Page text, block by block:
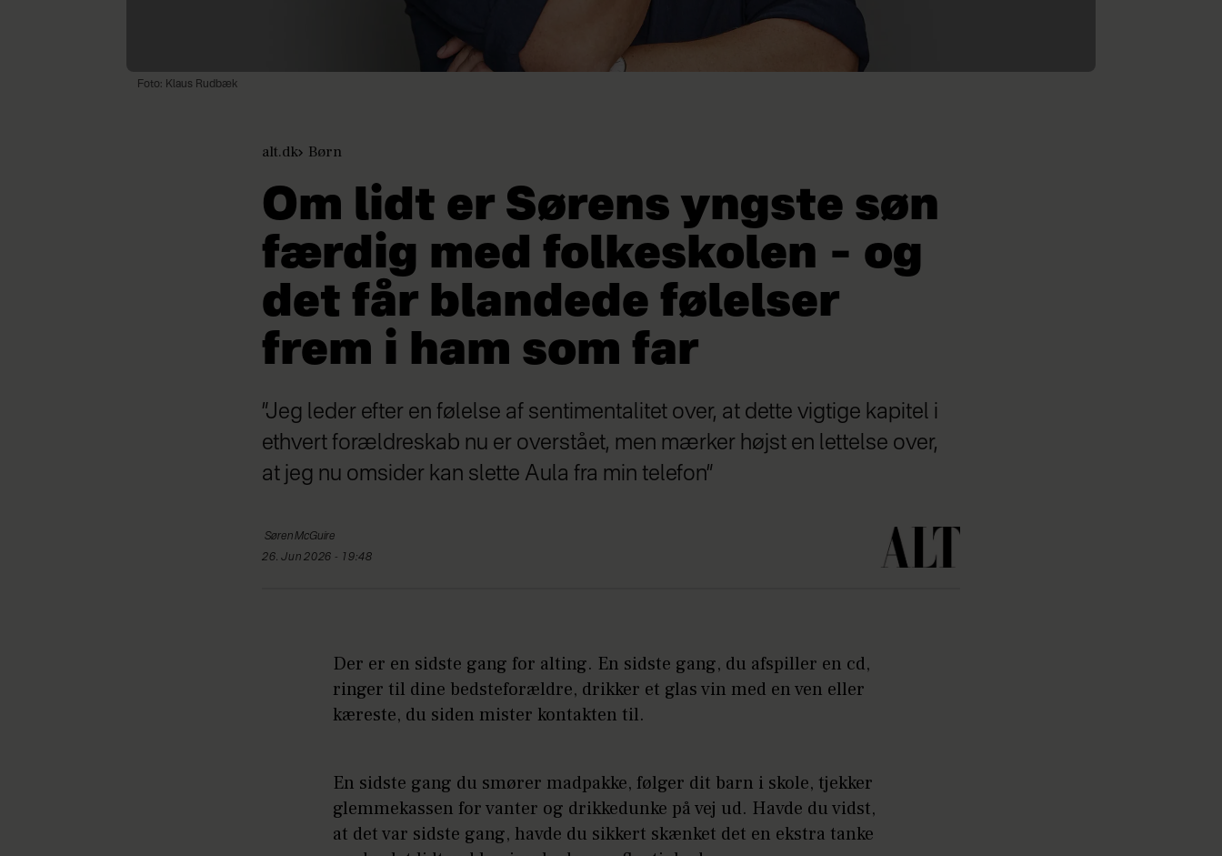
Foto: Klaus Rudbæk
alt.dk Børn
Om lidt er Sørens yngste søn
færdig med folkeskolen – og
det får blandede følelser
frem i ham som far
”Jeg leder efter en følelse af sentimentalitet over, at dette vigtige kapitel i
ethvert forældreskab nu er overstået, men mærker højst en lettelse over,
at jeg nu omsider kan slette Aula fra min telefon”
SørenMcGuire
26. Jun 2026 - 19:48
Der er en sidste gang for alting. En sidste gang, du afspiller en cd,
ringer til dine bedsteforældre, drikker et glas vin med en ven eller
kæreste, du siden mister kontakten til.
En sidste gang du smører madpakke, følger dit barn i skole, tjekker
glemmekassen for vanter og drikkedunke på vej ud. Havde du vidst,
at det var sidste gang, havde du sikkert skænket det en ekstra tanke